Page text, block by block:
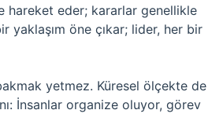
hareket eder; kararlar genellikle
yaklaşım öne çıkar; lider, her bir
yetmez. Küresel ölçekte de
İnsanlar organize oluyor, görev